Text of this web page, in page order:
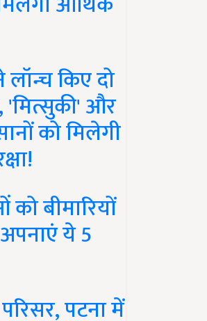
किए दो
'मित्सुकी' और
को मिलेगी
बीमारियों
ये 5
पटना में